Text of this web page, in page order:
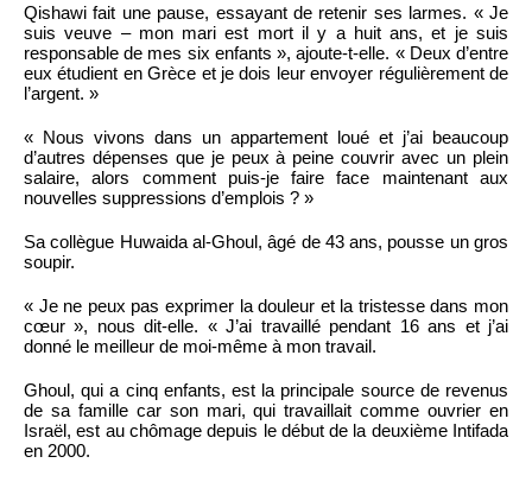
Qishawi fait une pause, essayant de retenir ses larmes. « Je
suis veuve – mon mari est mort il y a huit ans, et je suis
responsable de mes six enfants », ajoute-t-elle. « Deux d’entre
eux étudient en Grèce et je dois leur envoyer régulièrement de
l’argent. »
« Nous vivons dans un appartement loué et j’ai beaucoup
d’autres dépenses que je peux à peine couvrir avec un plein
salaire, alors comment puis-je faire face maintenant aux
nouvelles suppressions d’emplois ? »
Sa collègue Huwaida al-Ghoul, âgé de 43 ans, pousse un gros
soupir.
« Je ne peux pas exprimer la douleur et la tristesse dans mon
cœur », nous dit-elle. « J’ai travaillé pendant 16 ans et j’ai
donné le meilleur de moi-même à mon travail.
Ghoul, qui a cinq enfants, est la principale source de revenus
de sa famille car son mari, qui travaillait comme ouvrier en
Israël, est au chômage depuis le début de la deuxième Intifada
en 2000.